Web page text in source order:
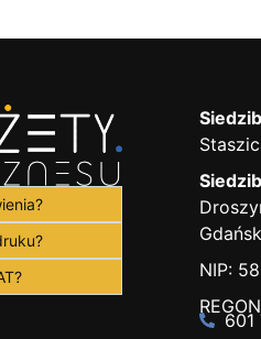
Gdańsk
NIP:
601